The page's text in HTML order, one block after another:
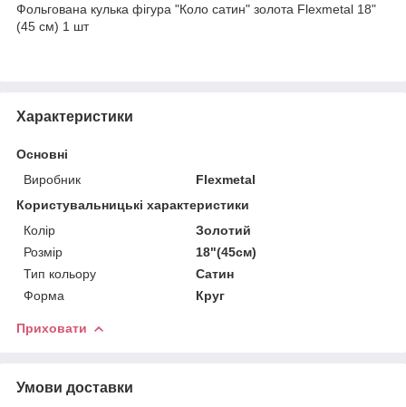
Фольгована кулька фігура "Коло сатин" золота Flexmetal 18"
(45 см) 1 шт
Характеристики
Основні
Виробник
Flexmetal
Користувальницькі характеристики
Колір
Золотий
Розмір
18"(45см)
Тип кольору
Сатин
Форма
Круг
Приховати
Умови доставки